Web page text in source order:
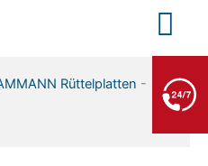
+49 7552 93665 13
Rüttelplatten -